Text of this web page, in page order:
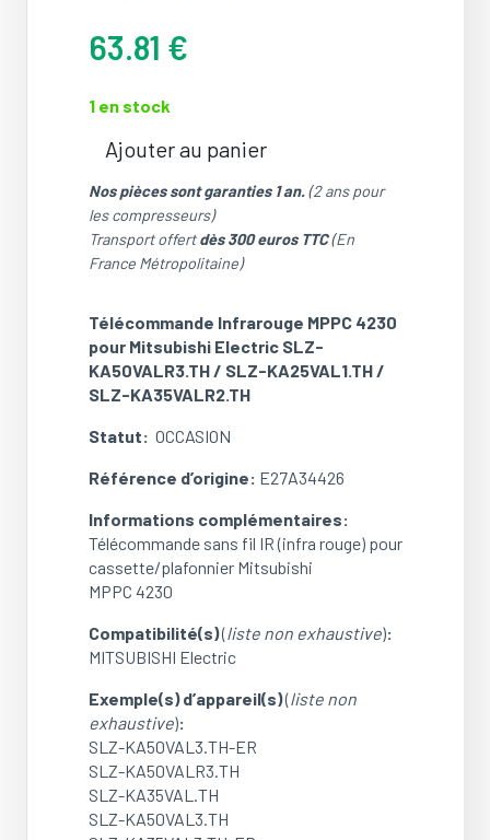
63.81 €
1 en stock
quantité
de
Télécommande
IR
MPPC
Mitsubishi
Electric
SLZ-
KA50VALR3.TH
SLZ-
KA25VAL1.TH
SLZ-
KA35VALR2.TH
(Ref:
E27A34426)
Ajouter au panier
Nos pièces sont garanties 1 an.(2 ans pour
les compresseurs)
Transport offertdès 300 euros TTC(En
France Métropolitaine)
Télécommande Infrarouge MPPC 4230
pour Mitsubishi Electric SLZ-
KA50VALR3.TH / SLZ-KA25VAL1.TH /
SLZ-KA35VALR2.TH
Statut: OCCASION
Référence d’origine: E27A34426
Informations complémentaires:
Télécommande sans fil IR (infra rouge) pour
cassette/plafonnier Mitsubishi
MPPC 4230
Compatibilité(s)(liste non exhaustive):
MITSUBISHI Electric
Exemple(s) d’appareil(s)(liste non
exhaustive):
SLZ-KA50VAL3.TH-ER
SLZ-KA50VALR3.TH
SLZ-KA35VAL.TH
SLZ-KA50VAL3.TH